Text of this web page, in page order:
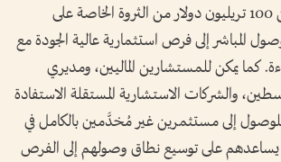
الذين يمتلكون أكثر من 100 تريليون دولار من الثروة الخاصة على
المباشر إلى فرص استثمارية عالية الجودة مع
كما يمكن للمستشارين الماليين، ومديري
والشركات الاستشارية المستقلة الاستفادة
إلى مستثمرين غير مُخدَّمين بالكامل في
يساعدهم على توسيع نطاق وصولهم إلى الفرص